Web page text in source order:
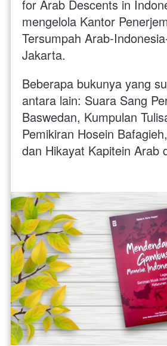
for Arab Descents in
mengelola Kantor
Tersumpah Arab-
Jakarta.
Beberapa bukunya yang
antara lain: Suara Sang
Baswedan, Kumpulan
Pemikiran Hosein
dan Hikayat Kapitein Arab